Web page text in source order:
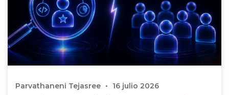
Parvathaneni Tejasree 16 julio 2026